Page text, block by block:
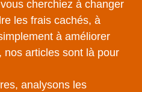
cherchiez à changer
les frais cachés, à
à améliorer
nos articles sont là pour
analysons les